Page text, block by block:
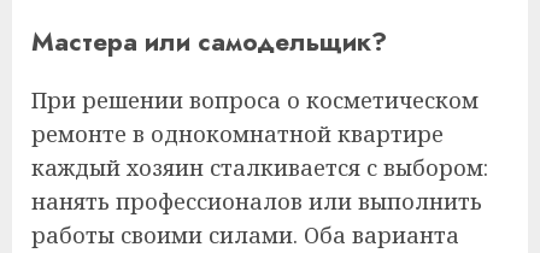
Мастера или самодельщик?
При решении вопроса о косметическом
ремонте в однокомнатной квартире
каждый хозяин сталкивается с выбором:
нанять профессионалов или выполнить
работы своими силами. Оба варианта